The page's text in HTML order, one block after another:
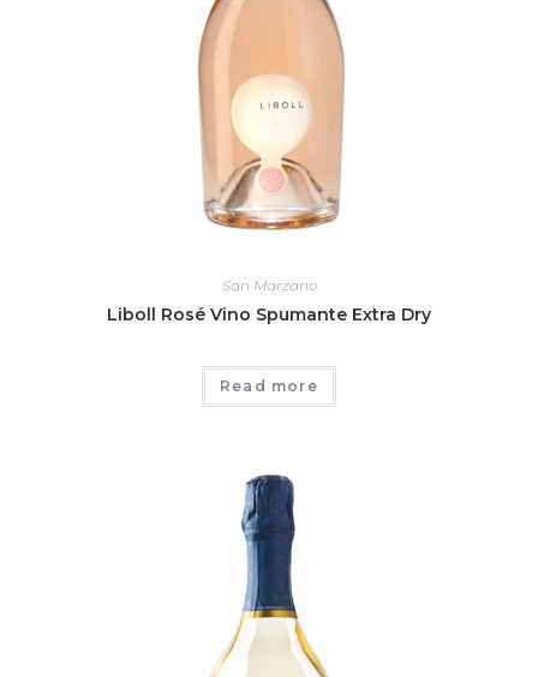
San Marzano
Liboll Rosé Vino Spumante Extra Dry
Read more